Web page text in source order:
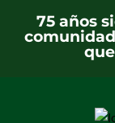
75 años